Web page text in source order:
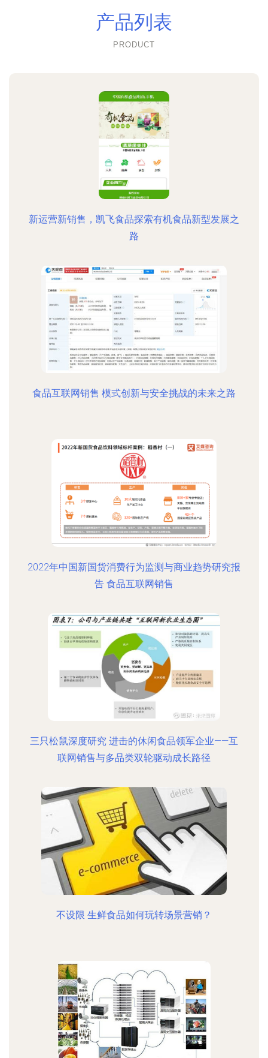
产品列表
PRODUCT
新运营新销售，凯飞食品探索有机食品新型发展之
路
食品互联网销售 模式创新与安全挑战的未来之路
2022年中国新国货消费行为监测与商业趋势研究报
告 食品互联网销售
三只松鼠深度研究 进击的休闲食品领军企业——互
联网销售与多品类双轮驱动成长路径
不设限 生鲜食品如何玩转场景营销？